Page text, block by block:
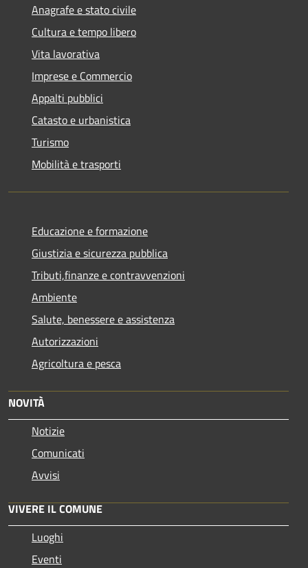
Anagrafe e stato civile
Cultura e tempo libero
Vita lavorativa
Imprese e Commercio
Appalti pubblici
Catasto e urbanistica
Turismo
Mobilità e trasporti
Educazione e formazione
Giustizia e sicurezza pubblica
Tributi,finanze e contravvenzioni
Ambiente
Salute, benessere e assistenza
Autorizzazioni
Agricoltura e pesca
NOVITÀ
Notizie
Comunicati
Avvisi
VIVERE IL COMUNE
Luoghi
Eventi